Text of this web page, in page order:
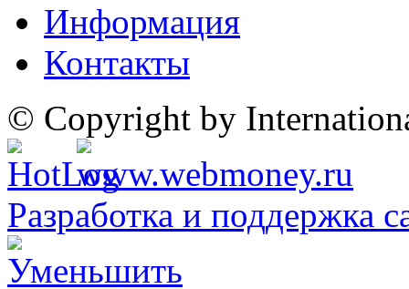
Информация
Контакты
© Copyright by
Разработка и поддержка